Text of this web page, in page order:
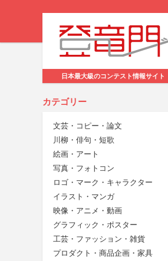
日本最大級のコンテスト情報サイト
カテゴリー
文芸・コピー・論文
川柳・俳句・短歌
絵画・アート
写真・フォトコン
ロゴ・マーク・キャラクター
イラスト・マンガ
映像・アニメ・動画
グラフィック・ポスター
工芸・ファッション・雑貨
プロダクト・商品企画・家具